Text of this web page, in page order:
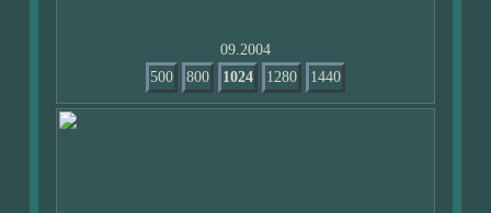
09.2004
500
800 1024 1280 1440